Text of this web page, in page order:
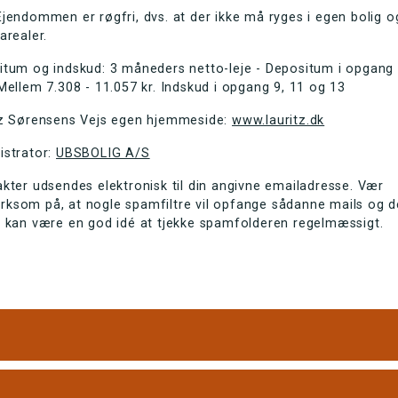
er røgfri, dvs. at der ikke må ryges i egen bolig
og indskud: 3 måneders netto-leje - Depositum i opgang
7.308 - 11.057 kr. Indskud i opgang 9, 11 og 13
Sørensens Vejs egen hjemmeside: www.lauritz.dk
UBSBOLIG A/S
udsendes elektronisk til din angivne emailadresse. Vær
på, at nogle spamfiltre vil opfange sådanne mails og
kan være en god idé at tjekke spamfolderen regelmæssigt.